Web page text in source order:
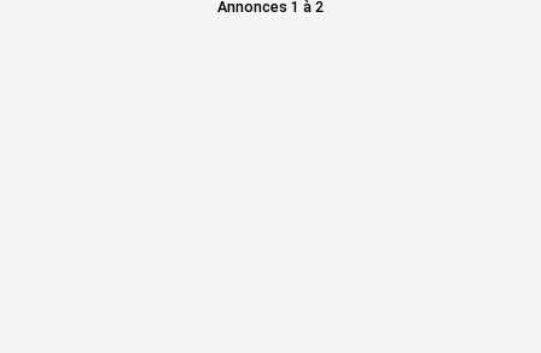
Annonces 1 à 2